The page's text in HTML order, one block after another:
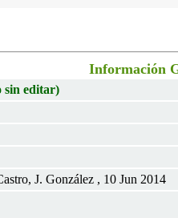
Información
sin editar)
J. González , 10 Jun 2014